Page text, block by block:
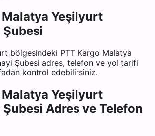
Malatya Yeşilyurt
Şubesi
bölgesindeki PTT Kargo Malatya
Şubesi adres, telefon ve yol tarifi
kontrol edebilirsiniz.
Malatya Yeşilyurt
Şubesi Adres ve Telefon